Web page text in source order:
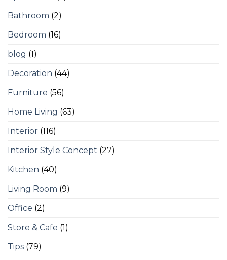
Bathroom (2)
Bedroom (16)
blog (1)
Decoration (44)
Furniture (56)
Home Living (63)
Interior (116)
Interior Style Concept (27)
Kitchen (40)
Living Room (9)
Office (2)
Store & Cafe (1)
Tips (79)